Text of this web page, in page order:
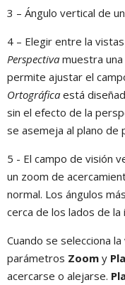
3 – Ángulo vertical de
4 – Elegir entre la vistas
Perspectiva muestra
permite ajustar el
Ortográfica está
sin el efecto de la
se asemeja al plano de
5 - El campo de visión
un zoom de
normal. Los ángulos
cerca de los lados de la
Cuando se selecciona la
parámetros Zoom y
acercarse o alejarse.